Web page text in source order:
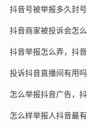
密、引用法条准确的
涉案金额高,但个人反
维权不仅是讨回损失
你是选择自己拿起规
来。